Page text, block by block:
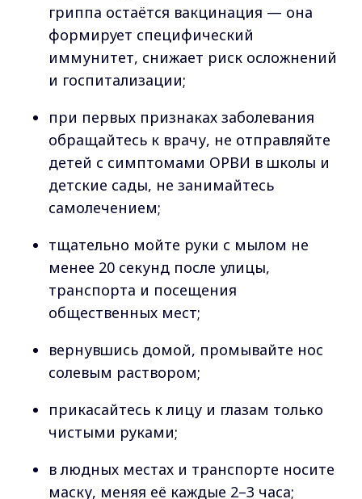
гриппа остаётся вакцинация — она
формирует специфический
иммунитет, снижает риск осложнений
и госпитализации;
при первых признаках заболевания
обращайтесь к врачу, не отправляйте
детей с симптомами ОРВИ в школы и
детские сады, не занимайтесь
самолечением;
тщательно мойте руки с мылом не
менее 20 секунд после улицы,
транспорта и посещения
общественных мест;
вернувшись домой, промывайте нос
солевым раствором;
прикасайтесь к лицу и глазам только
чистыми руками;
в людных местах и транспорте носите
маску, меняя её каждые 2–3 часа;